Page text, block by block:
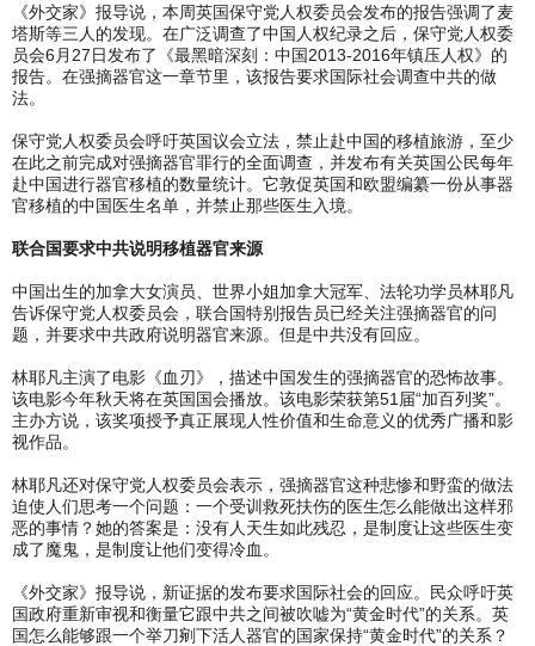
《外交家》报导说，本周英国保守党人权委员会发布的报告强调了麦
塔斯等三人的发现。在广泛调查了中国人权纪录之后，保守党人权委
员会6月27日发布了《最黑暗深刻：中国2013-2016年镇压人权》的
报告。在强摘器官这一章节里，该报告要求国际社会调查中共的做
法。
保守党人权委员会呼吁英国议会立法，禁止赴中国的移植旅游，至少
在此之前完成对强摘器官罪行的全面调查，并发布有关英国公民每年
赴中国进行器官移植的数量统计。它敦促英国和欧盟编纂一份从事器
官移植的中国医生名单，并禁止那些医生入境。
联合国要求中共说明移植器官来源
中国出生的加拿大女演员、世界小姐加拿大冠军、法轮功学员林耶凡
告诉保守党人权委员会，联合国特别报告员已经关注强摘器官的问
题，并要求中共政府说明器官来源。但是中共没有回应。
林耶凡主演了电影《血刃》，描述中国发生的强摘器官的恐怖故事。
该电影今年秋天将在英国国会播放。该电影荣获第51届“加百列奖”。
主办方说，该奖项授予真正展现人性价值和生命意义的优秀广播和影
视作品。
林耶凡还对保守党人权委员会表示，强摘器官这种悲惨和野蛮的做法
迫使人们思考一个问题：一个受训救死扶伤的医生怎么能做出这样邪
恶的事情？她的答案是：没有人天生如此残忍，是制度让这些医生变
成了魔鬼，是制度让他们变得冷血。
《外交家》报导说，新证据的发布要求国际社会的回应。民众呼吁英
国政府重新审视和衡量它跟中共之间被吹嘘为“黄金时代”的关系。英
国怎么能够跟一个举刀剜下活人器官的国家保持“黄金时代”的关系？